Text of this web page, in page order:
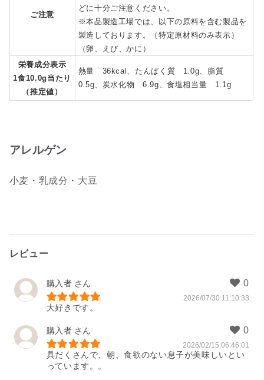
ご注意
どに十分ご注意ください。
※本品製造工場では、以下の原料を含む製品を
製造しております。（特定原材料のみ表示）
（卵、えび、かに）
栄養成分表示
1食10.0g当たり
（推定値）
熱量 36kcal、たんぱく質 1.0g、脂質
0.5g、炭水化物 6.9g、食塩相当量 1.1g
アレルゲン
小麦・乳成分・大豆
レビュー
購入者
2026/07/30 11:10:33
大好きです。
購入者
2026/02/15 06:46:01
具だくさんで、朝、食欲のない息子が美味しいとい
っています。。